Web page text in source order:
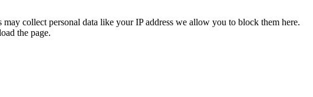
collect personal data like your IP address we allow you to block them here.
the page.